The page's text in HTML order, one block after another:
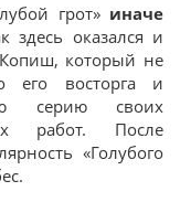
грот» иначе
здесь оказался и
который не
его восторга и
серию своих
работ. После
«Голубого